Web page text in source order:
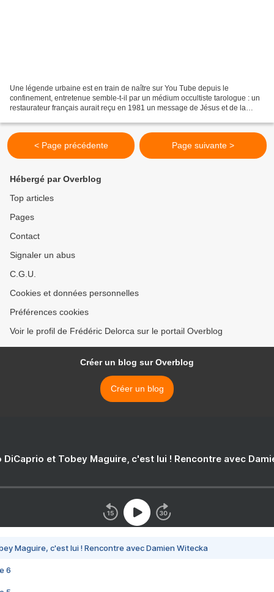
Une légende urbaine est en train de naître sur You Tube depuis le
confinement, entretenue semble-t-il par un médium occultiste tarologue : un
restaurateur français aurait reçu en 1981 un message de Jésus et de la
< Page précédente Page suivante >
Hébergé par Overblog
Top articles
Pages
Contact
Signaler un abus
C.G.U.
Cookies et données personnelles
Préférences cookies
Voir le profil de Frédéric Delorca sur le portail Overblog
Créer un blog sur Overblog
Créer un blog
DiCaprio et Tobey Maguire, c'est lui ! Rencontre avec
Maguire, c'est lui ! Rencontre avec Damien Witecka
6